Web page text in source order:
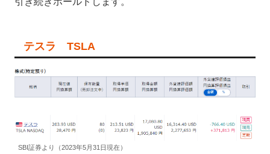
テスラ TSLA
SBI証券より（2023年5月31日現在）